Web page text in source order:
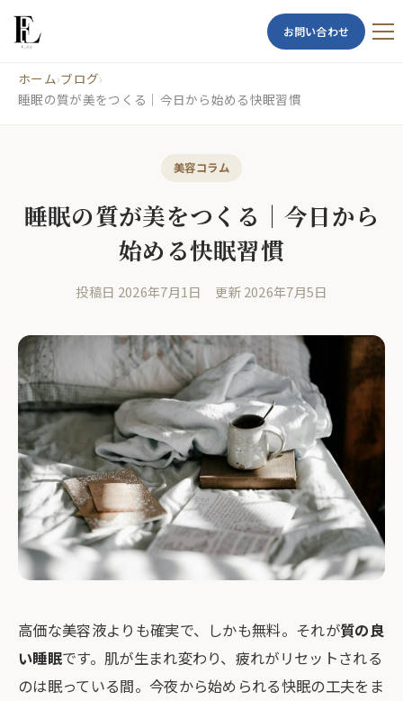
お問い合わせ
ホーム›ブログ›
睡眠の質が美をつくる｜今日から始める快眠習慣
美容コラム
睡眠の質が美をつくる｜今日から
始める快眠習慣
投稿日 2026年7月1日 更新 2026年7月5日
高価な美容液よりも確実で、しかも無料。それが質の良
い睡眠です。肌が生まれ変わり、疲れがリセットされる
のは眠っている間。今夜から始められる快眠の工夫をま